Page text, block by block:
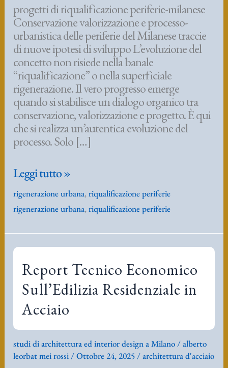
progetti di riqualificazione periferie-milanese
Conservazione valorizzazione e processo-
urbanistica delle periferie del Milanese traccie
di nuove ipotesi di sviluppo L’evoluzione del
concetto non risiede nella banale
“riqualificazione” o nella superficiale
rigenerazione. Il vero progresso emerge
quando si stabilisce un dialogo organico tra
conservazione, valorizzazione e progetto. È qui
che si realizza un’autentica evoluzione del
processo. Solo […]
riqualificazione
periferie
milanesi
Leggi tutto »
rigenerazione urbana,riqualificazione periferie
rigenerazione urbana,riqualificazione periferie
Report Tecnico Economico
Sull’Edilizia Residenziale in
Acciaio
studi di architettura ed interior design a Milano/alberto
leorbat mei rossi/Ottobre 24, 2025/architettura d'acciaio